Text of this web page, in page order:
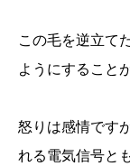
この毛を逆立て
ようにすること
怒りは感情です
れる電気信号と